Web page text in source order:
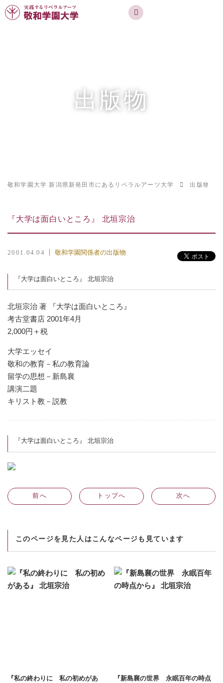
実践するリベラルアーツ 敬和学園大学
出版物
敬和学園大学 新潟県新発田市にあるリベラルアーツ大学 出版物
『大学は面白いところ』 北垣宗治
2001.04.04 敬和学園関係者の出版物
『大学は面白いところ』 北垣宗治
北垣宗治 著 『大学は面白いところ』
考古堂書店 2001年4月
2,000円＋税
大学エッセイ
敬和の教育－私の教育論
留学の思想－新島襄
講演二題
キリスト教－説教
『大学は面白いところ』 北垣宗治
前へ トップへ 次へ
このページを見た人はこんなページも見ています
『私の終わりに 私の初めがあ
『新島襄の世界 永眠百年の時点